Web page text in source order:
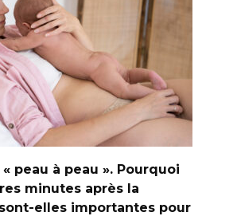
peau à peau ». Pourquoi
minutes après la
elles importantes pour